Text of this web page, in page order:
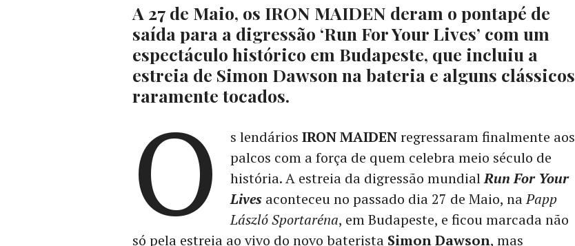
A 27 de Maio, os IRON MAIDEN deram o pontapé de
saída para a digressão ‘Run For Your Lives’ com um
espectáculo histórico em Budapeste, que incluiu a
estreia de Simon Dawson na bateria e alguns clássicos
raramente tocados.
O s lendários IRON MAIDENregressaram finalmente aos
palcos com a força de quem celebra meio século de
história. A estreia da digressão mundialRun For Your
Livesaconteceu no passado dia 27 de Maio, naPapp
László Sportaréna, em Budapeste, e ficou marcada não
só pela estreia ao vivo do novo baterista Simon Dawson, mas